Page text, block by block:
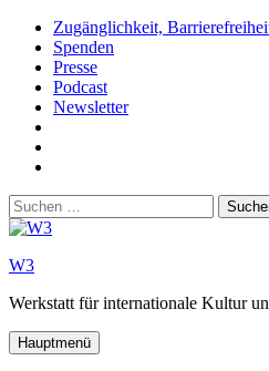
Zum
Inhalt
springen
Zugänglichkeit,
Spenden
Presse
Podcast
Newsletter
Youtube
Suchen
nach:
W3
Werkstatt für internationale Kultur
Hauptmenü